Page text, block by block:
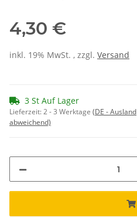
4,30 €
inkl. 19% MwSt. , zzgl. Versand
3 St Auf Lager
Lieferzeit:2 - 3 Werktage (DE - Ausland
abweichend)